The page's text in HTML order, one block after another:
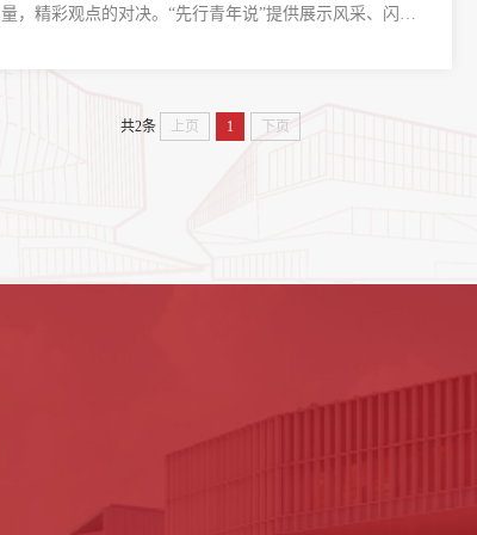
量，精彩观点的对决。“先行青年说”提供展示风采、闪耀
共2条 上页 1 下页